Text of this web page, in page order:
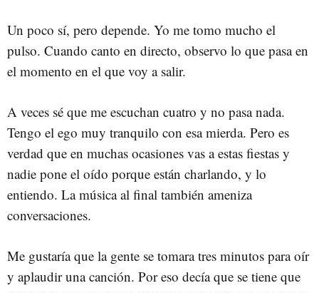
Un poco sí, pero depende. Yo me tomo mucho el
pulso. Cuando canto en directo, observo lo que pasa en
el momento en el que voy a salir.
A veces sé que me escuchan cuatro y no pasa nada.
Tengo el ego muy tranquilo con esa mierda. Pero es
verdad que en muchas ocasiones vas a estas fiestas y
nadie pone el oído porque están charlando, y lo
entiendo. La música al final también ameniza
conversaciones.
Me gustaría que la gente se tomara tres minutos para oír
y aplaudir una canción. Por eso decía que se tiene que